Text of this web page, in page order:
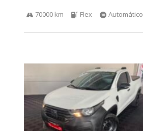
70000 km Flex Automático